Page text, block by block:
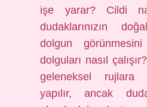
işe yarar? Cildi
dudaklarınızın
dolgun
dolguları nasıl
geleneksel rujlara
yapılır, ancak